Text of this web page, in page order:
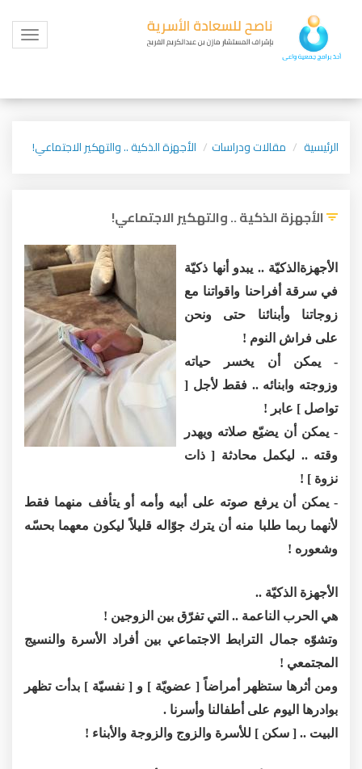
Toggle
الرئيسية مقالات ودراسات الأجهزة الذكية .. والتهكير الاجتماعي!
الأجهزة الذكية .. والتهكير الاجتماعي!
الأجهزةالذكيّة .. يبدو أنها ذكيّة
في سرقة أفراحنا واقواتنا مع
زوجاتنا وأبنائنا حتى ونحن
على فراش النوم !
- يمكن أن يخسر حياته
وزوجته وابنائه .. فقط لأجل [
تواصل ] عابر !
- يمكن أن يضيّع صلاته ويهدر
وقته .. ليكمل محادثة [ ذات
نزوة ] !
- يمكن أن يرفع صوته على أبيه وأمه أو يتأفف منهما فقط
لأنهما ربما طلبا منه أن يترك جوّاله قليلاً ليكون معهما بحسّه
وشعوره !
الأجهزة الذكيّة ..
هي الحرب الناعمة .. التي تفرّق بين الزوجين !
وتشوّه جمال الترابط الاجتماعي بين أفراد الأسرة والنسيج
المجتمعي !
ومن أثرها ستظهر أمراضاً [ عضويّة ] و [ نفسيّة ] بدأت تظهر
بوادرها اليوم على أطفالنا وأسرنا .
البيت .. [ سكن ] للأسرة والزوج والزوجة والأبناء !